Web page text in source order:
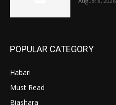
POPULAR CATEGORY
Habari
Must Read
Biashara